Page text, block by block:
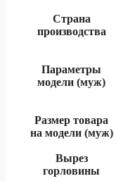
Страна
производства
Параметры
модели (муж)
Размер товара
на модели (муж)
Вырез
горловины